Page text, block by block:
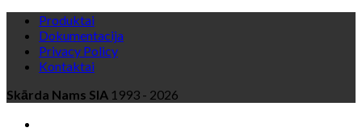
Produktai
Dokumentacija
Privacy Policy
Kontaktai
Skārda Nams SIA 1993 - 2026